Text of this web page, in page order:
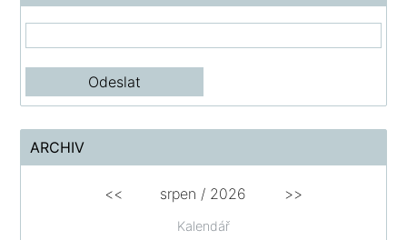
ARCHIV
Kalendář
<< srpen / 2026 >>